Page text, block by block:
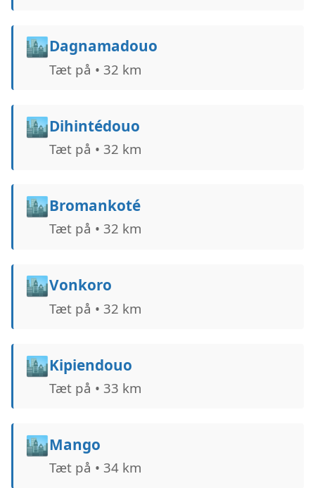
🏙️Dagnamadouo
Tæt på • 32 km
🏙️Dihintédouo
Tæt på • 32 km
🏙️Bromankoté
Tæt på • 32 km
🏙️Vonkoro
Tæt på • 32 km
🏙️Kipiendouo
Tæt på • 33 km
🏙️Mango
Tæt på • 34 km